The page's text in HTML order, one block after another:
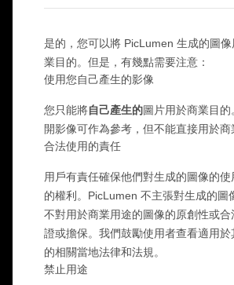
熱門特效
AI 親吻影片
AI 電臀舞生成器
AI 擁抱影片
寶寶舞蹈影片
影片剪輯
移除影片中的物件
去除影片文字
影片降噪
慢動作製作工具
AI 圖片產生器
按主題
AI 女孩生成器
AI 真人生成器
AI 角色生成器
AI 寶寶生成器
依風格
動漫角色
Nano Banana Pro
Seedream 5.0 專業版
FLUX
GPT 影像 2.0
影片模型
Kling 3.0 動態控制
Sora AI
Seedance 2.0
Veo 3.1
Grok 想像
所有模型
背景去除工具
圖片放大器
AI 內容替換（修補）
AI 圖像合成器
影像延伸工具
修飾與重塑風格
AI 換裝工具
髮型變換器
證件照製作器
物件移除工具
產品照片
AI 背景產生器
產品預備環境
AI 時尚模特兒
換裝工具
是的，您可以將 PicLumen 生成的圖
業目的。但是，有幾點需要注意：
使用您自己產生的影像
您只能將自己產生的圖片用於商業目
開影像可作為參考，但不能直接用於商
合法使用的責任
用戶有責任確保他們對生成的圖像的使
的權利。PicLumen 不主張對生成的圖
不對用於商業用途的圖像的原創性或合
證或擔保。我們鼓勵使用者查看適用於
的相關當地法律和法規。
禁止用途